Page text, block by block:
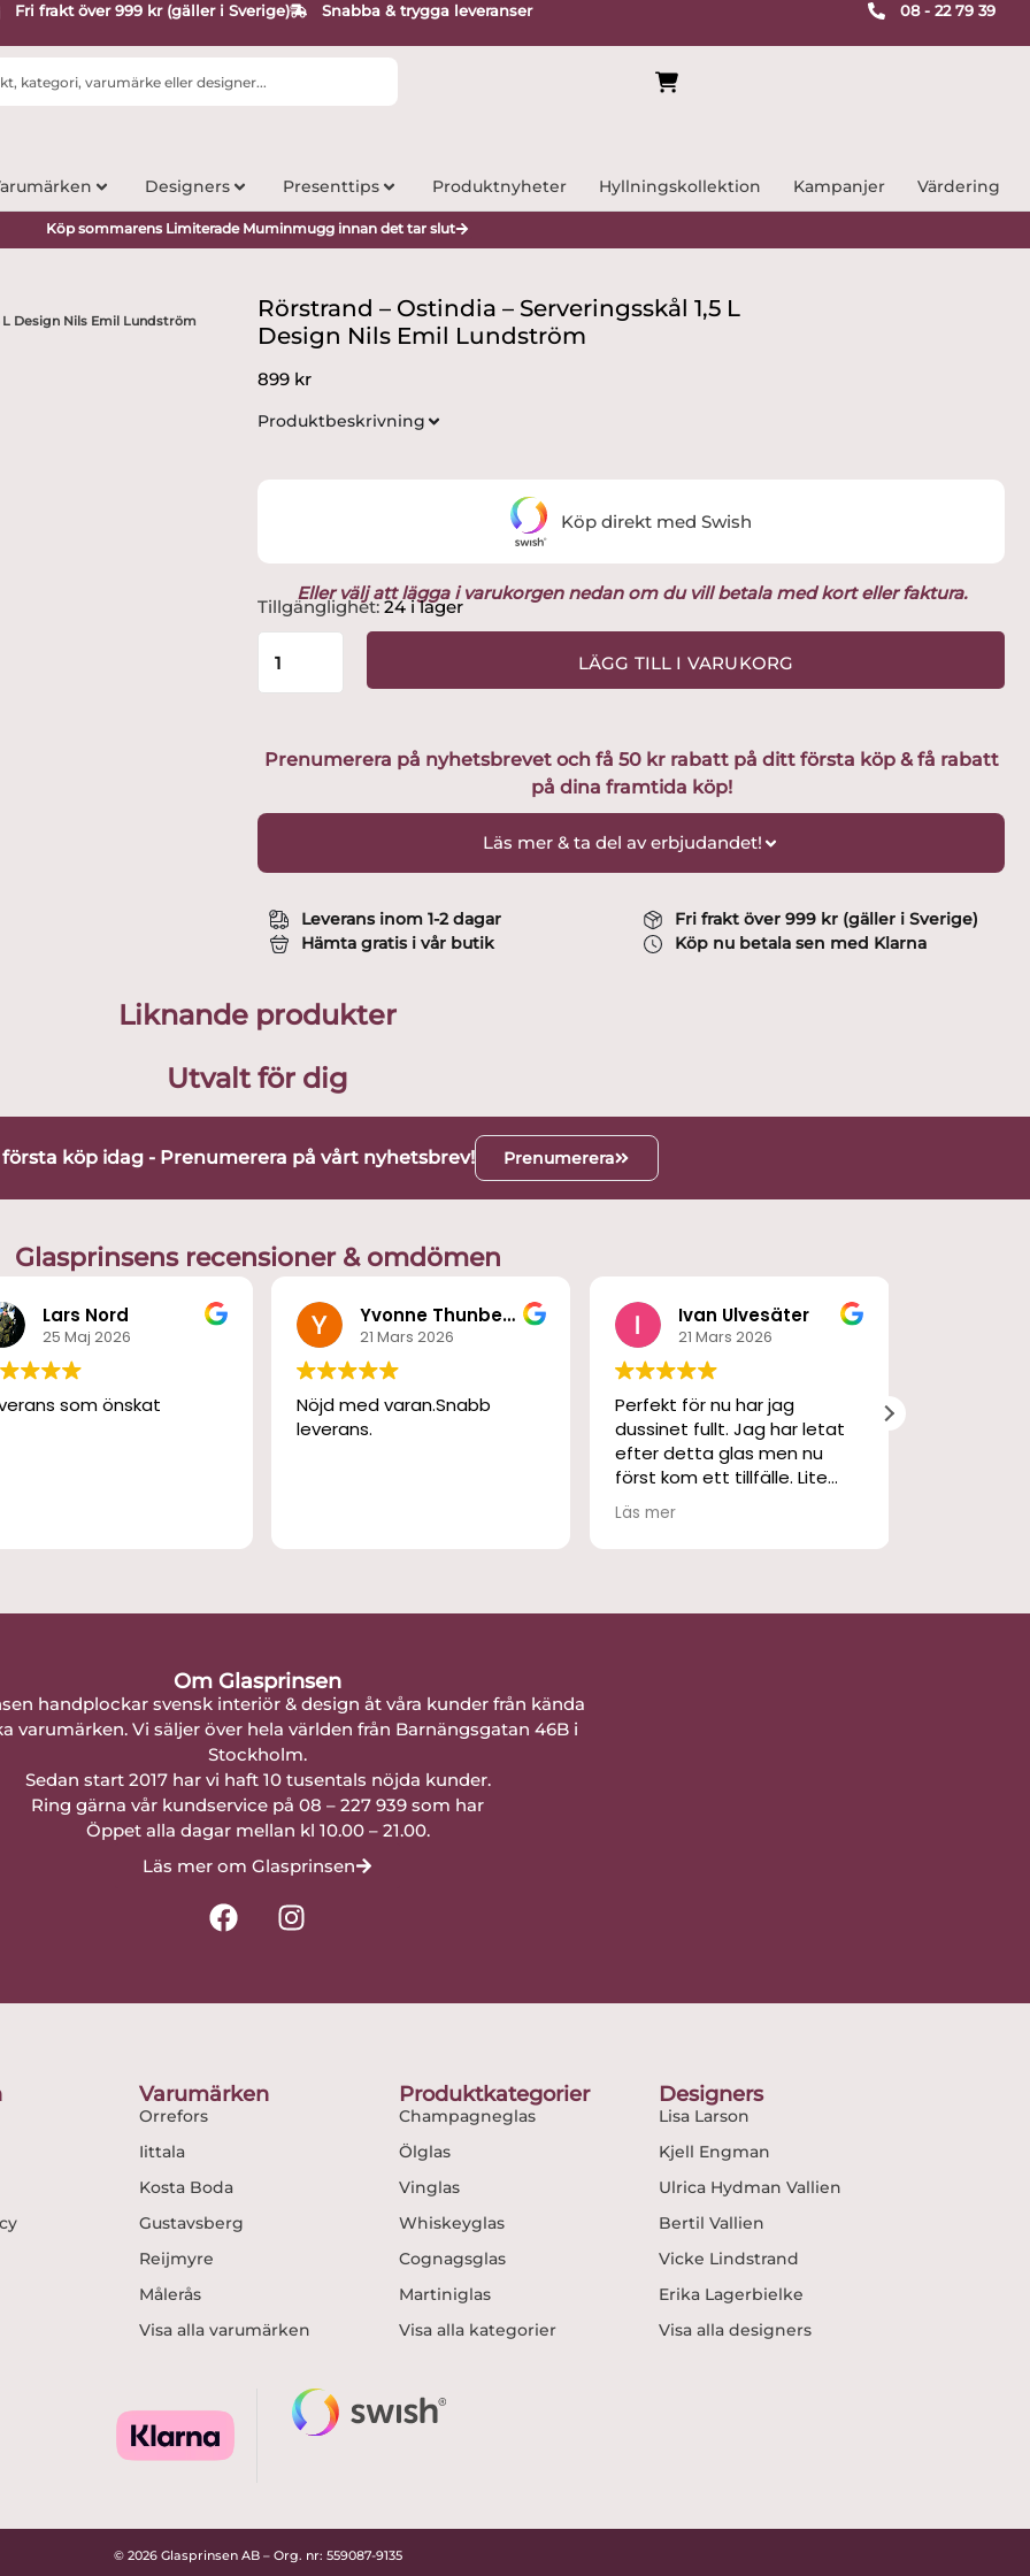
Fri frakt över 999 kr (gäller i Sverige) Snabba & trygga leveranser 08 - 22 79 39
Designers Presenttips Produktnyheter Hyllningskollektion Kampanjer Värdering
Köp sommarens Limiterade Muminmugg innan det tar slut
L Design Nils Emil Lundström
Rörstrand – Ostindia – Serveringsskål 1,5 L
Design Nils Emil Lundström
899 kr
Produktbeskrivning
Eller välj att lägga i varukorgen nedan om du vill betala med kort eller faktura.
Tillgänglighet: 24 i lager
Rörstrand
-
Ostindia
L
Nils
LÄGG TILL I VARUKORG
Köp direkt med Swish
Prenumerera på nyhetsbrevet och få 50 kr rabatt på ditt första köp & få rabatt
på dina framtida köp!
Läs mer & ta del av erbjudandet!
Leverans inom 1-2 dagar
Hämta gratis i vår butik
Fri frakt över 999 kr (gäller i Sverige)
Köp nu betala sen med Klarna
Liknande produkter
Utvalt för dig
köp idag - Prenumerera på vårt nyhetsbrev! Prenumerera
Glasprinsens recensioner & omdömen
Lars Nord
25 Maj 2026
som önskat
Yvonne Thunberg
21 Mars 2026
Nöjd med varan.Snabb
leverans.
Ivan Ulvesäter
21 Mars 2026
Perfekt för nu har jag
dussinet fullt. Jag har letat
efter detta glas men nu
först kom ett tillfälle. Lite
dyrt men det sved bara en
stund. Snabb leverans och
bra förpackat. Nöjd
Läs mer
Om Glasprinsen
handplockar svensk interiör & design åt våra kunder från kända
varumärken. Vi säljer över hela världen från Barnängsgatan 46B i
Stockholm.
Sedan start 2017 har vi haft 10 tusentals nöjda kunder.
Ring gärna vår kundservice på 08 – 227 939 som har
Öppet alla dagar mellan kl 10.00 – 21.00.
Läs mer om Glasprinsen
F
a
k
I
n
Varumärken
Orrefors
Iittala
Kosta Boda
Gustavsberg
Reijmyre
Målerås
Visa alla varumärken
Produktkategorier
Champagneglas
Ölglas
Vinglas
Whiskeyglas
Cognagsglas
Martiniglas
Visa alla kategorier
Designers
Lisa Larson
Kjell Engman
Ulrica Hydman Vallien
Bertil Vallien
Vicke Lindstrand
Erika Lagerbielke
Visa alla designers
© 2026 Glasprinsen AB – Org. nr: 559087-9135